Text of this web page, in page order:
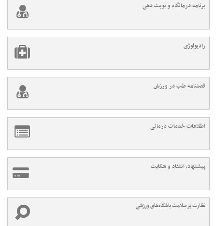
برنامه درمانگاه و نوبت دهی
رادیولوژی
فصلنامه طب در ورزش
اطلاعات خدمات درمانی
پیشنهاد، انتقاد و شکایت
نظارت بر سلامت باشگاه‌های ورزشی